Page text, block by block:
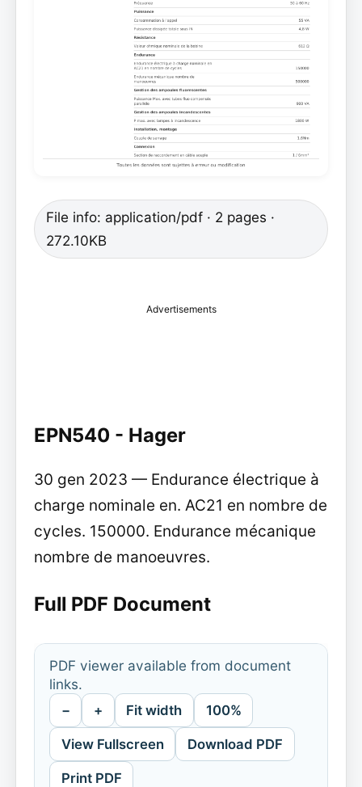
File info: application/pdf · 2 pages ·
272.10KB
Advertisements
EPN540 - Hager
30 gen 2023 — Endurance électrique à
charge nominale en. AC21 en nombre de
cycles. 150000. Endurance mécanique
nombre de manoeuvres.
Full PDF Document
PDF viewer available from document
links.
− + Fit width 100%
View Fullscreen Download PDF
Print PDF